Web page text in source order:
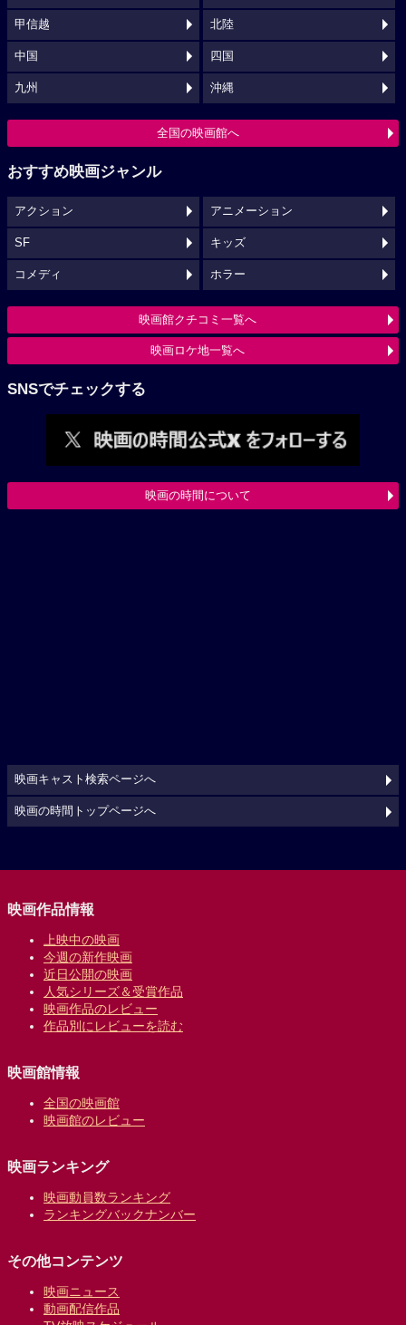
甲信越 北陸
中国 四国
九州 沖縄
全国の映画館へ
おすすめ映画ジャンル
アクション アニメーション
SF キッズ
コメディ ホラー
映画館クチコミ一覧へ
映画ロケ地一覧へ
SNSでチェックする
映画の時間について
映画キャスト検索ページへ
映画の時間トップページへ
映画作品情報
上映中の映画
今週の新作映画
近日公開の映画
人気シリーズ＆受賞作品
映画作品のレビュー
作品別にレビューを読む
映画館情報
全国の映画館
映画館のレビュー
映画ランキング
映画動員数ランキング
ランキングバックナンバー
その他コンテンツ
映画ニュース
動画配信作品